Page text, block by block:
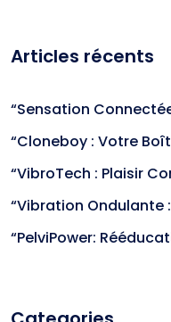
Articles récents
“Sensation
“Cloneboy : Votre
“VibroTech : Plaisir
“Vibration Ondulante :
“PelviPower: